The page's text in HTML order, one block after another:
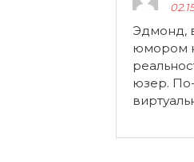
Эдмонд,
юмором
юзер.